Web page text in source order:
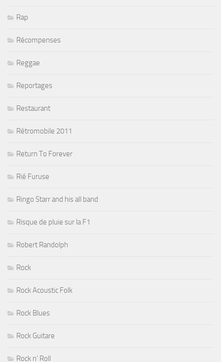
Rap
Récompenses
Reggae
Reportages
Restaurant
Rétromobile 2011
Return To Forever
Rié Furuse
Ringo Starr and his all band
Risque de pluie sur la F1
Robert Randolph
Rock
Rock Acoustic Folk
Rock Blues
Rock Guitare
Rock n' Roll